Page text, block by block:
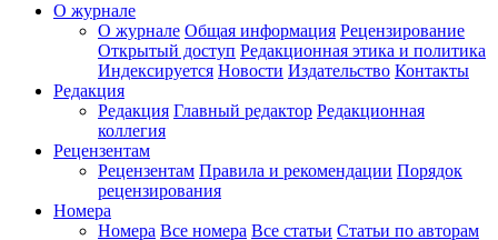
О журнале
О журнале Общая информация Рецензирование
Открытый доступ Редакционная этика и политика
Индекcируется Новости Издательство Контакты
Редакция
Редакция Главный редактор Редакционная
коллегия
Рецензентам
Рецензентам Правила и рекомендации Порядок
рецензирования
Номера
Номера Все номера Все статьи Статьи по авторам